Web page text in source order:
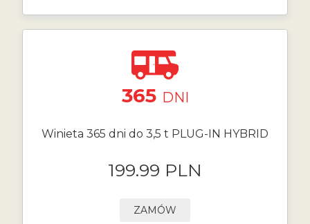
365 DNI
Winieta 365 dni do 3,5 t PLUG-IN HYBRID
199.99 PLN
ZAMÓW